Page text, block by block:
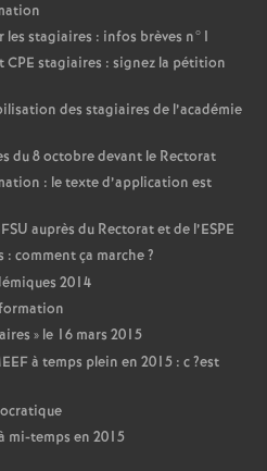
stagiaires : infos brèves n°1
CPE stagiaires : signez la pétition
des stagiaires de l’académie
du 8 octobre devant le Rectorat
: le texte d’application est
FSU auprès du Rectorat et de l’ESPE
comment ça marche?
2014
» le 16 mars 2015
à temps plein en 2015 : c?est
mi-temps en 2015